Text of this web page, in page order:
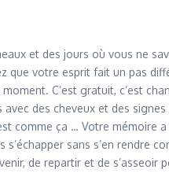
et des jours où vous ne
votre esprit fait un pas
C’est gratuit, c’est
des cheveux et des
comme ça … Votre
sans s’en rendre
de repartir et de